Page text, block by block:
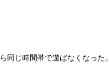
同じ時間帯で遊ばなくなった。